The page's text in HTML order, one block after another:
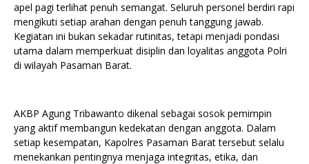
apel pagi terlihat penuh semangat. Seluruh personel berdiri rapi
mengikuti setiap arahan dengan penuh tanggung jawab.
Kegiatan ini bukan sekadar rutinitas, tetapi menjadi pondasi
utama dalam memperkuat disiplin dan loyalitas anggota Polri
di wilayah Pasaman Barat.
AKBP Agung Tribawanto dikenal sebagai sosok pemimpin
yang aktif membangun kedekatan dengan anggota. Dalam
setiap kesempatan, Kapolres Pasaman Barat tersebut selalu
menekankan pentingnya menjaga integritas, etika, dan